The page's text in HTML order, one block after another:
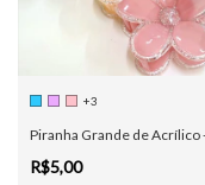
+3
Piranha Grande de Acrílico
R$5,00